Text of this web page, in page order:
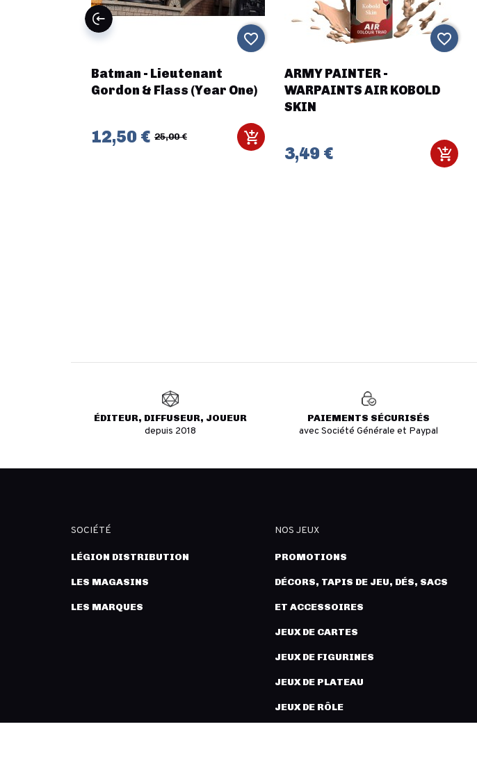
Batman - Lieutenant
Gordon & Flass (Year One)
12,50 € 25,00 €
favorite_border
ARMY PAINTER -
WARPAINTS AIR KOBOLD
SKIN
3,49 €
favorite_border
ÉDITEUR, DIFFUSEUR, JOUEUR
depuis 2018
PAIEMENTS SÉCURISÉS
avec Société Générale et Paypal
SOCIÉTÉ
LÉGION DISTRIBUTION
LES MAGASINS
LES MARQUES
NOS JEUX
PROMOTIONS
DÉCORS, TAPIS DE JEU, DÉS, SACS
ET ACCESSOIRES
JEUX DE CARTES
JEUX DE FIGURINES
JEUX DE PLATEAU
JEUX DE RÔLE